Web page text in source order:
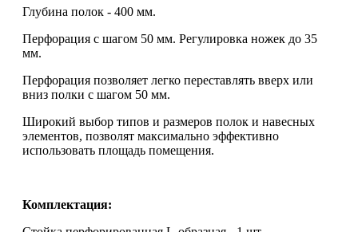
Глубина полок - 400 мм.
Перфорация с шагом 50 мм. Регулировка ножек до 35
мм.
Перфорация позволяет легко переставлять вверх или
вниз полки с шагом 50 мм.
Широкий выбор типов и размеров полок и навесных
элементов, позволят максимально эффективно
использовать площадь помещения.
Комплектация: